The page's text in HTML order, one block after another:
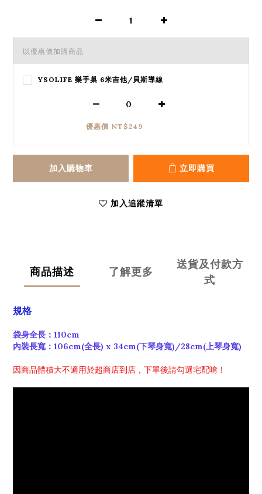
以優惠價加購商品
YSOLIFE 樂手巢 6米吉他/貝斯導線
優惠價 NT$249
加入購物車 立即購買
加入追蹤清單
商品描述 了解更多
送貨及付款方
式
規格
袋身全長：110cm
內裝長寬：106cm(全長) x 34cm(下琴身寬)/28cm(上琴身寬)
因商品體積大不適用於超商店到店，下單後請勾選宅配唷！